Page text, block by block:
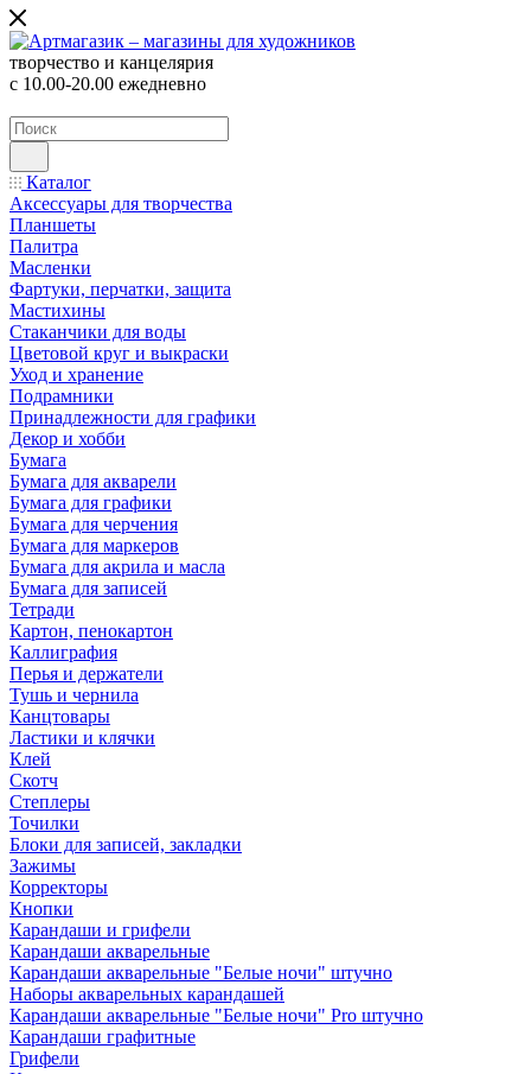
творчество и канцелярия
с 10.00-20.00 ежедневно
Каталог
Аксессуары для творчества
Планшеты
Палитра
Масленки
Фартуки, перчатки, защита
Мастихины
Стаканчики для воды
Цветовой круг и выкраски
Уход и хранение
Подрамники
Принадлежности для графики
Декор и хобби
Бумага
Бумага для акварели
Бумага для графики
Бумага для черчения
Бумага для маркеров
Бумага для акрила и масла
Бумага для записей
Тетради
Картон, пенокартон
Каллиграфия
Перья и держатели
Тушь и чернила
Канцтовары
Ластики и клячки
Клей
Скотч
Степлеры
Точилки
Блоки для записей, закладки
Зажимы
Корректоры
Кнопки
Карандаши и грифели
Карандаши акварельные
Карандаши акварельные "Белые ночи" штучно
Наборы акварельных карандашей
Карандаши акварельные "Белые ночи" Pro штучно
Карандаши графитные
Грифели